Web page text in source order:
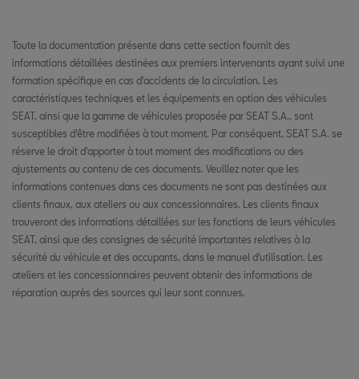
Toute la documentation présente dans cette section fournit des
informations détaillées destinées aux premiers intervenants ayant suivi une
formation spécifique en cas d'accidents de la circulation. Les
caractéristiques techniques et les équipements en option des véhicules
SEAT, ainsi que la gamme de véhicules proposée par SEAT S.A., sont
susceptibles d'être modifiées à tout moment. Par conséquent, SEAT S.A. se
réserve le droit d'apporter à tout moment des modifications ou des
ajustements au contenu de ces documents. Veuillez noter que les
informations contenues dans ces documents ne sont pas destinées aux
clients finaux, aux ateliers ou aux concessionnaires. Les clients finaux
trouveront des informations détaillées sur les fonctions de leurs véhicules
SEAT, ainsi que des consignes de sécurité importantes relatives à la
sécurité du véhicule et des occupants, dans le manuel d'utilisation. Les
ateliers et les concessionnaires peuvent obtenir des informations de
réparation auprès des sources qui leur sont connues.